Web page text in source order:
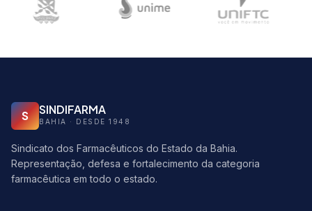
S SINDIFARMA
BAHIA · DESDE 1948
Sindicato dos Farmacêuticos do Estado da Bahia.
Representação, defesa e fortalecimento da categoria
farmacêutica em todo o estado.